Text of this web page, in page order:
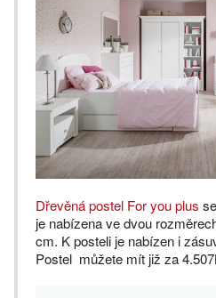
Dřevěná postel For you plus
je nabízena ve dvou
cm. K posteli je nabízen i
Postel můžete mít již za